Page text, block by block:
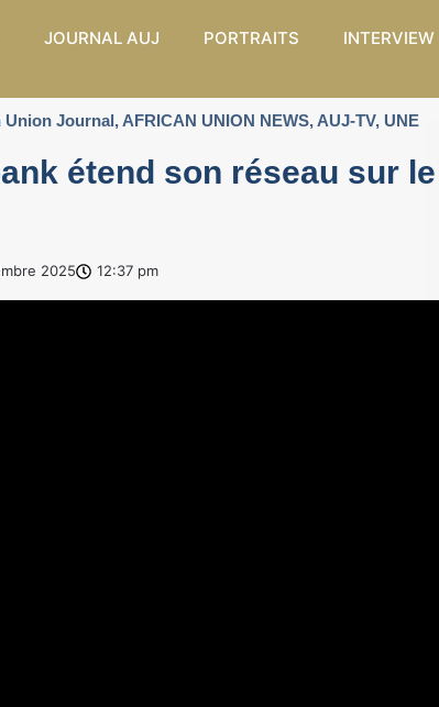
JOURNAL AUJ PORTRAITS INTERVIEW
Union Journal,AFRICAN UNION NEWS,AUJ-TV, UNE
étend son réseau sur le
2025 12:37 pm